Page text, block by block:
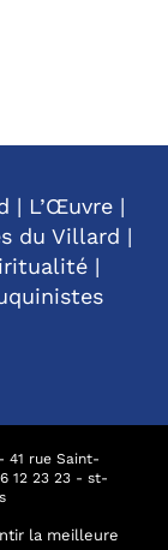
| L’Œuvre|
du Villard |
|
41 rue Saint-
12 23 23- st-
la meilleure